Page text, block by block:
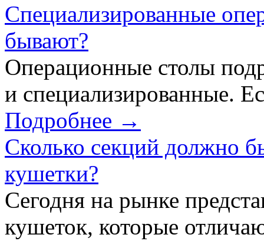
Специализированные
бывают?
Операционные столы
и специализированные.
Подробнее →
Сколько секций должно
кушетки?
Сегодня на рынке
кушеток, которые